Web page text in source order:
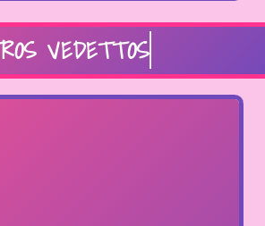
VEDETTOS